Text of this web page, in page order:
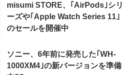
misumi STORE、｢AirPods｣シリ
ーズや｢Apple Watch Series 11｣
のセールを開催中
ソニー、6年前に発売した｢WH-
1000XM4｣の新バージョンを準備